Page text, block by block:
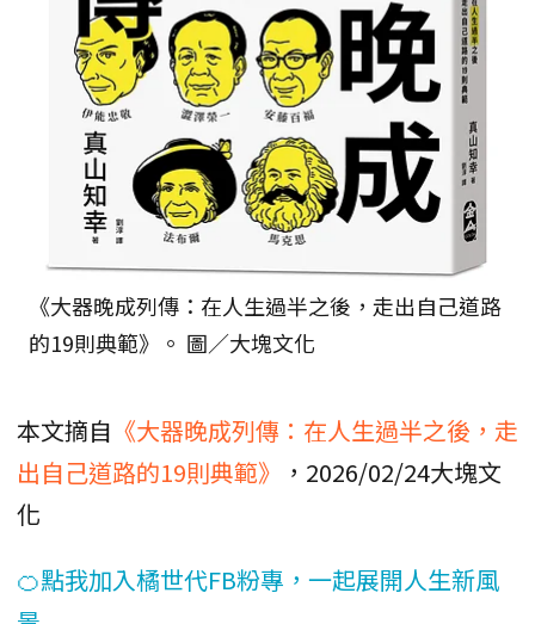
《大器晚成列傳：在人生過半之後，走出自己道路
的19則典範》。 圖／大塊文化
本文摘自 《大器晚成列傳：在人生過半之後，走
出自己道路的19則典範》
，2026/02/24大塊文
化
🍊點我加入橘世代FB粉專，一起展開人生新風